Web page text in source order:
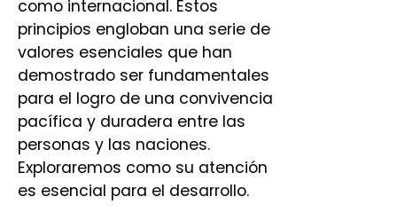
como internacional. Estos
principios engloban una serie de
valores esenciales que han
demostrado ser fundamentales
para el logro de una convivencia
pacífica y duradera entre las
personas y las naciones.
Exploraremos como su atención
es esencial para el desarrollo.